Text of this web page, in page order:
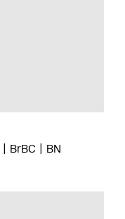
BrBC BN